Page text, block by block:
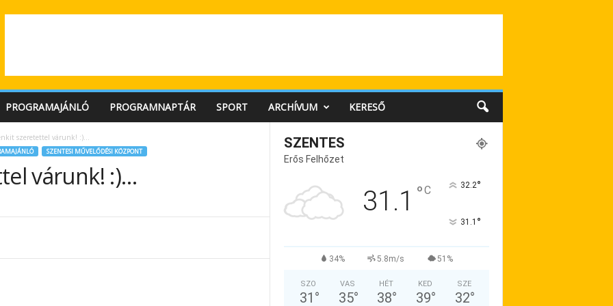
PROGRAMAJÁNLÓ PROGRAMNAPTÁR SPORT ARCHÍVUM KERESŐ
szeretettel várunk! :)…
SZENTESI MŰVELŐDÉSI KÖZPONT
várunk! :)…
SZENTES
Erős Felhőzet
31.1 °C 32.2°
31.1 °
34% 5.8m/s 51%
SZO
31 °
VAS
35°
HÉT
38°
KED
39°
SZE
32°